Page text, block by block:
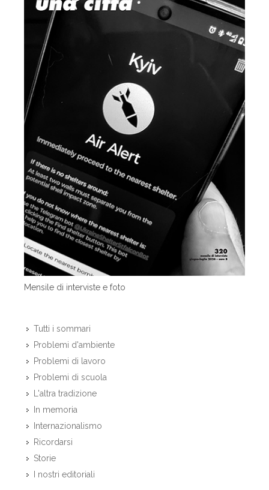
Mensile di interviste e foto
Tutti i sommari
Problemi d'ambiente
Problemi di lavoro
Problemi di scuola
L'altra tradizione
In memoria
Internazionalismo
Ricordarsi
Storie
I nostri editoriali